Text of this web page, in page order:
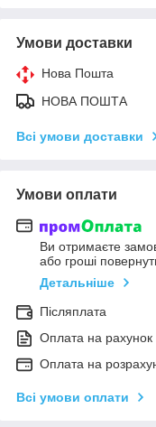
Умови доставки
Нова Пошта
НОВА ПОШТА
Всі умови доставки
Умови оплати
Ви отримаєте
або гроші
Детальніше
Післяплата
Оплата на рахунок
Оплата на
Всі умови оплати